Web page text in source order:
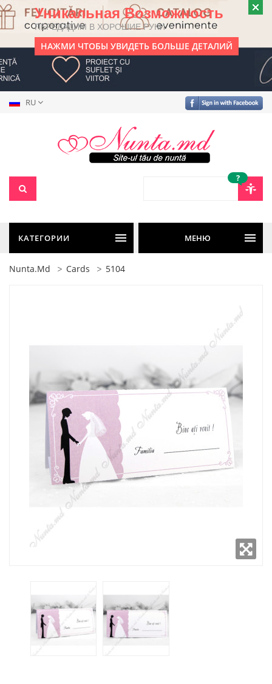
Уникальная Возможность
ПЕРЕДАДИМ В ХОРОШИЕ РУКИ
НАЖМИ ЧТОБЫ УВИДЕТЬ БОЛЬШЕ ДЕТАЛИЙ
RU
?
КАТЕГОРИИ МЕНЮ
Nunta.md Cards 5104